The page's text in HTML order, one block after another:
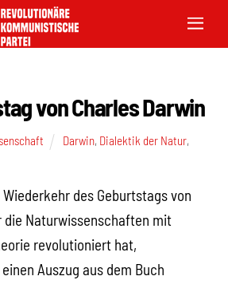
von Charles Darwin
Darwin, Dialektik der Natur,
des Geburtstags von
die Naturwissenschaften mit
revolutioniert hat,
Auszug aus dem Buch